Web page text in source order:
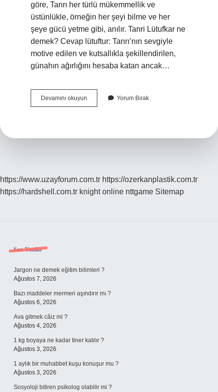
göre, Tanrı her türlü mükemmellik ve
üstünlükle, örneğin her şeyi bilme ve her
şeye gücü yetme gibi, anılır. Tanri Lütufkar ne
demek? Cevap lütuftur: Tanrı’nın sevgiyle
motive edilen ve kutsallıkla şekillendirilen,
günahın ağırlığını hesaba katan ancak…
Devamını okuyun
Lütfu
Yorum Bırak
https://www.uzayforum.com.tr https://ozerkanplastik.com.tr
https://hardshell.com.tr knight online nttgame Sitemap
Sidebar
Son Yazılar
Jargon ne demek eğitim bilimleri ?
Ağustos 7, 2026
Bazı maddeler mermeri aşındırır mı ?
Ağustos 6, 2026
Ava gitmek câiz mi ?
Ağustos 4, 2026
1 kg boyaya ne kadar tiner katılır ?
Ağustos 3, 2026
1 aylık bir muhabbet kuşu konuşur mu ?
Ağustos 3, 2026
Sosyoloji bitiren psikolog olabilir mi ?